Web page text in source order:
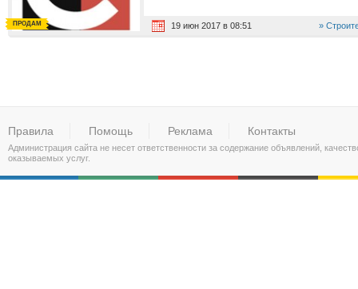
19 июн 2017 в 08:51
ПРОДАМ
Правила Помощь Реклама Контакты
Администрация сайта не несет ответственности за содержание объявлений,
оказываемых услуг.